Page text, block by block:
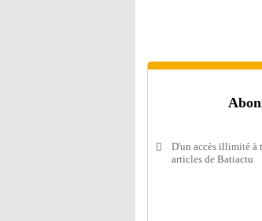
D'un accès illimité à
articles de Batiactu